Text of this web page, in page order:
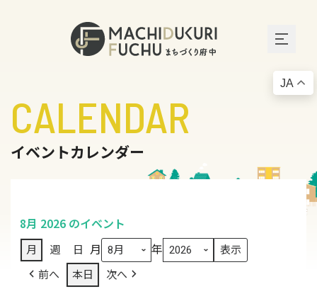
CALENDAR
イベントカレンダー
8月 2026 のイベント
月 週 日 月 年
前へ 本日 次へ
JA